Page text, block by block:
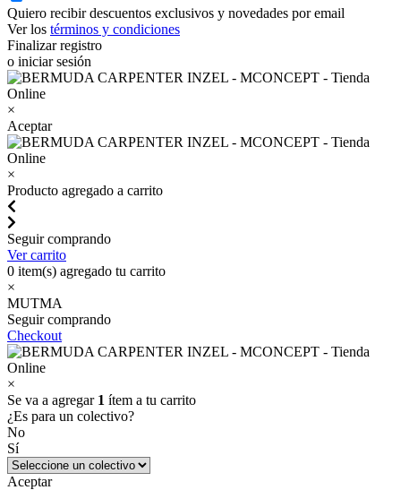
Quiero recibir descuentos exclusivos y novedades por email
Ver los términos y condiciones
Finalizar registro
o iniciar sesión
×
Aceptar
×
Producto agregado a carrito
Seguir comprando
Ver carrito
0 item(s) agregado tu carrito
×
MUTMA
Seguir comprando
Checkout
×
Se va a agregar 1 ítem a tu carrito
¿Es para un colectivo?
No
Sí
Aceptar